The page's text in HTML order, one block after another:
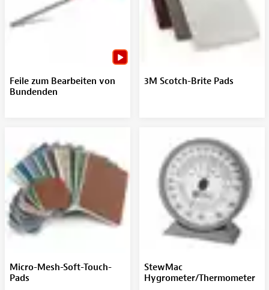
Feile zum Bearbeiten von
Bundenden
3M Scotch-Brite Pads
Micro-Mesh-Soft-Touch-
Pads
StewMac
Hygrometer/Thermometer